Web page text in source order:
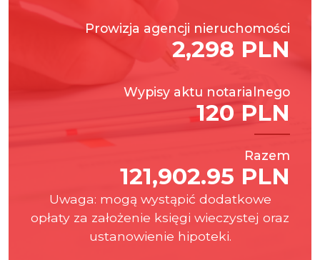
Prowizja agencji nieruchomości
2,298 PLN
Wypisy aktu notarialnego
120 PLN
Razem
121,902.95 PLN
Uwaga: mogą wystąpić dodatkowe
opłaty za założenie księgi wieczystej oraz
ustanowienie hipoteki.